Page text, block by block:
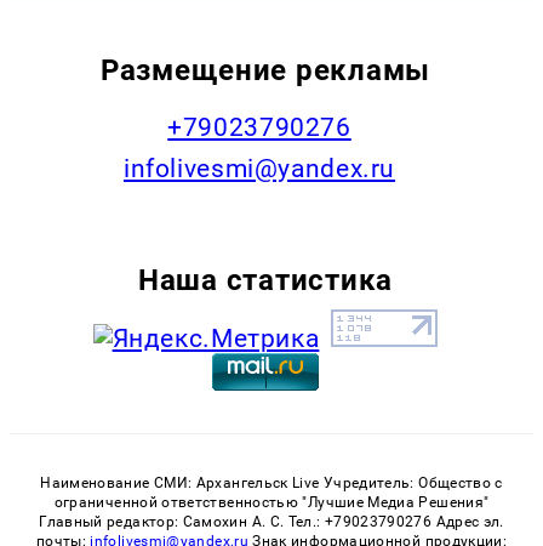
Размещение рекламы
+79023790276
infolivesmi@yandex.ru
Наша статистика
Наименование СМИ: Архангельск Live Учредитель: Общество с
ограниченной ответственностью "Лучшие Медиа Решения"
Главный редактор: Самохин А. С. Тел.: +79023790276 Адрес эл.
почты: infolivesmi@yandex.ru Знак информационной продукции: